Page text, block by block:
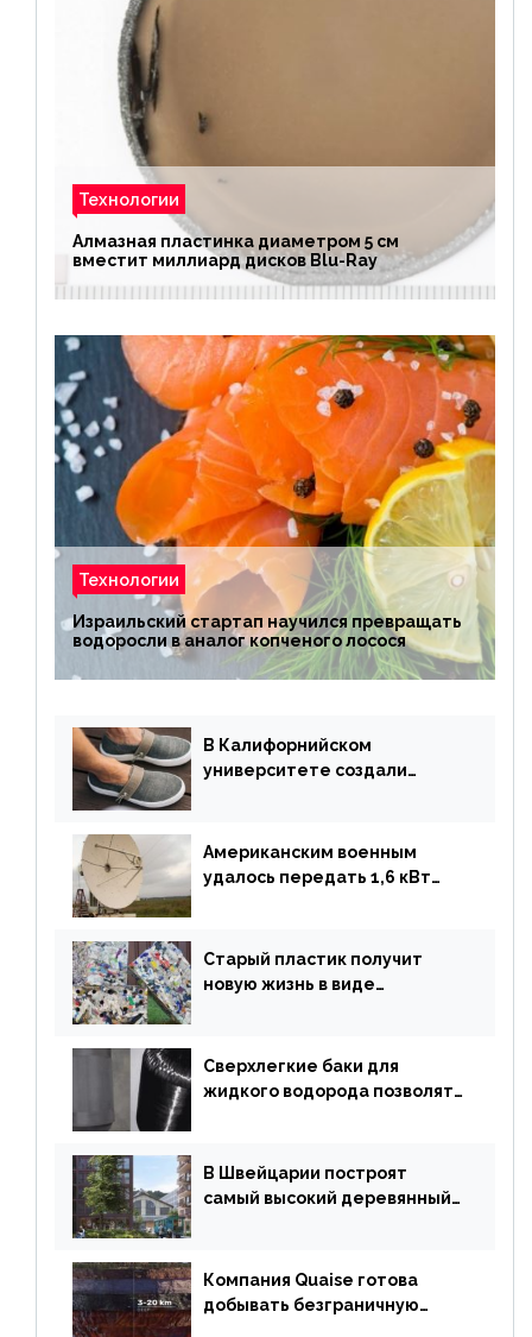
Технологии
Алмазная пластинка диаметром 5 см
вместит миллиард дисков Blu-Ray
Технологии
Израильский стартап научился превращать
водоросли в аналог копченого лосося
В Калифорнийском
университете создали
Американским военным
удалось передать 1,6 кВт
Старый пластик получит
новую жизнь в виде
Сверхлегкие баки для
жидкого водорода позволят
В Швейцарии построят
самый высокий деревянный
Компания Quaise готова
добывать безграничную